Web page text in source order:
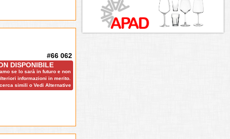
#66 062
DISPONIBILE
se lo sarà in futuro e non
informazioni in merito.
simili o Vedi Alternative